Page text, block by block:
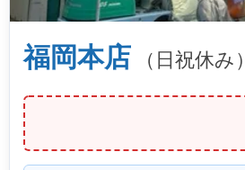
福岡本店 （日祝休み）